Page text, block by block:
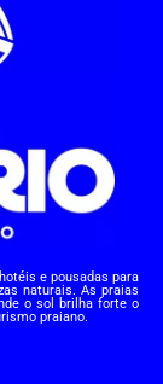
e pousadas para
naturais. As praias
o sol brilha forte o
praiano.